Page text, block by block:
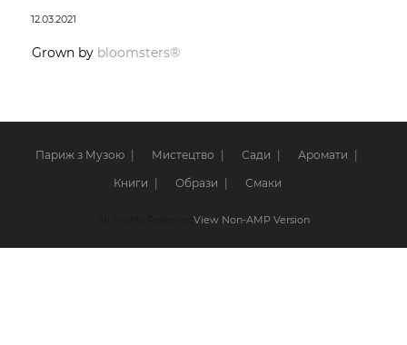
12.03.2021
Grown by bloomsters®
Париж з Музою Мистецтво Сади Аромати
Книги Образи Смаки
View Non-AMP Version